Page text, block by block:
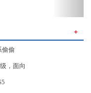
＋
偷偷
，面向